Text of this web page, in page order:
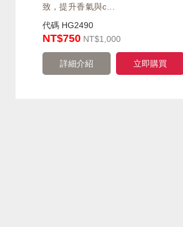
致，提升香氣與c...
代碼 HG2490
NT$750 NT$1,000
立即購買
詳細介紹